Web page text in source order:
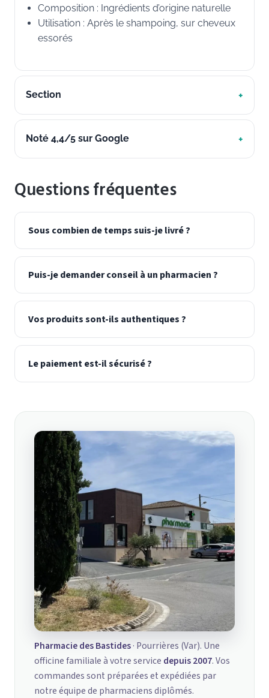
Composition : Ingrédients d’origine naturelle
Utilisation : Après le shampoing, sur cheveux
essorés
Section
Noté 4,4/5 sur Google
Questions fréquentes
Sous combien de temps suis-je livré ?
Puis-je demander conseil à un pharmacien ?
Vos produits sont-ils authentiques ?
Le paiement est-il sécurisé ?
Pharmacie des Bastides· Pourrières (Var). Une
officine familiale à votre service depuis 2007. Vos
commandes sont préparées et expédiées par
notre équipe de pharmaciens diplômés.